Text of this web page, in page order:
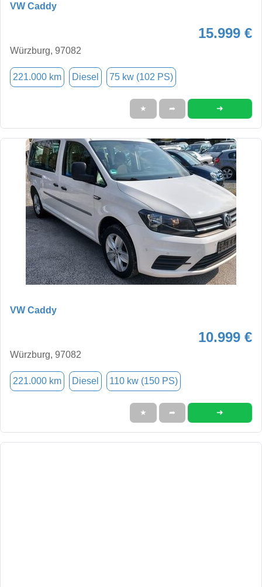
VW Caddy
15.999 €
Würzburg, 97082
221.000 km Diesel 75 kw (102 PS)
★ ➦ ➜
VW Caddy
10.999 €
Würzburg, 97082
221.000 km Diesel 110 kw (150 PS)
★ ➦ ➜